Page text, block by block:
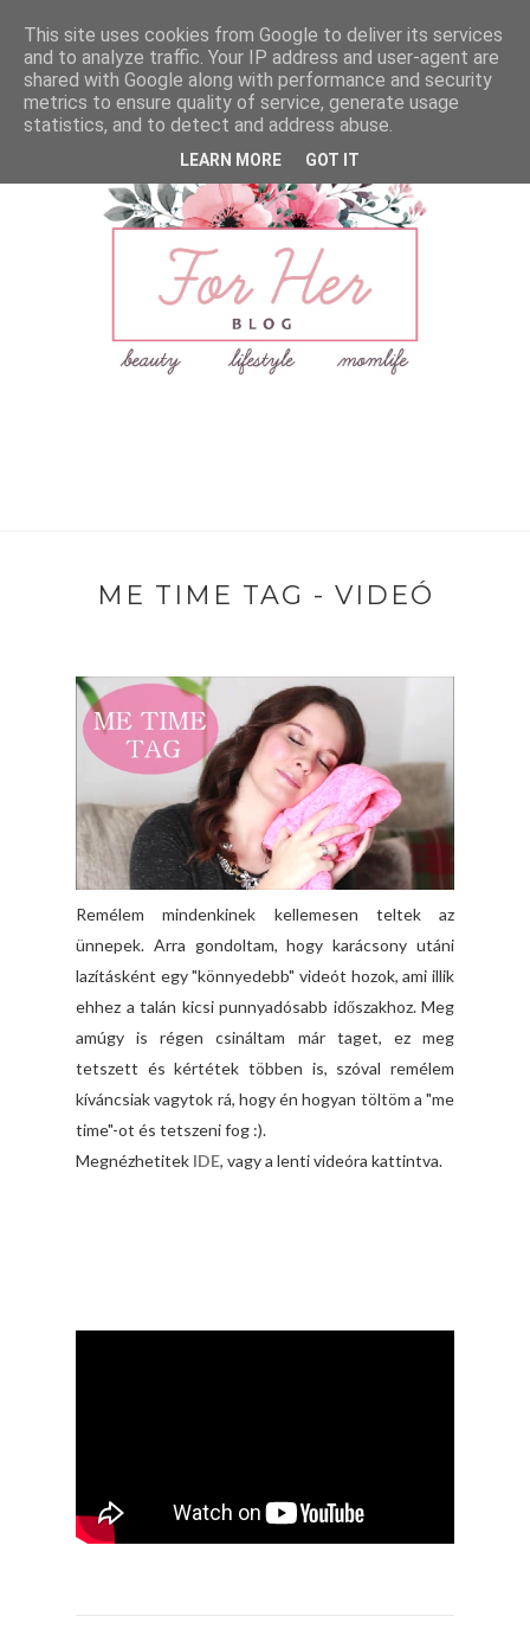
ME TIME TAG - VIDEÓ
Remélem mindenkinek kellemesen teltek az
ünnepek. Arra gondoltam, hogy karácsony utáni
lazításként egy "könnyedebb" videót hozok, ami illik
ehhez a talán kicsi punnyadósabb időszakhoz. Meg
amúgy is régen csináltam már taget, ez meg
tetszett és kértétek többen is, szóval remélem
kíváncsiak vagytok rá, hogy én hogyan töltöm a "me
time"-ot és tetszeni fog :).
Megnézhetitek IDE, vagy a lenti videóra kattintva.
This site uses cookies from Google to deliver its services
and to analyze traffic. Your IP address and user-agent are
shared with Google along with performance and security
metrics to ensure quality of service, generate usage
statistics, and to detect and address abuse.
LEARN MORE GOT IT